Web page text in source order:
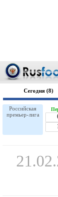
Сегодня (8)
Российская
премьер-лига